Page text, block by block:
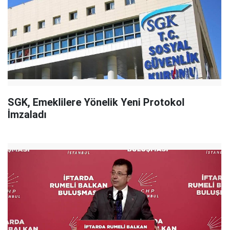
SGK, Emeklilere Yönelik Yeni Protokol
İmzaladı